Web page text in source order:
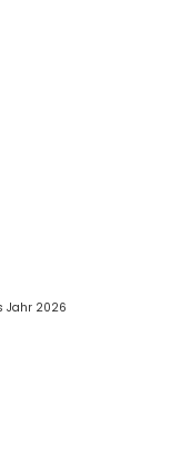
Jahr 2026